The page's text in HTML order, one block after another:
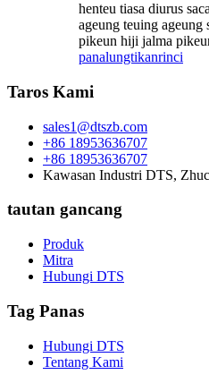
henteu tiasa diurus
ageung teuing ageung
pikeun hiji jalma
panalungtikanrinci
Taros Kami
sales1@dtszb.com
+86 18953636707
+86 18953636707
Kawasan Industri DTS,
tautan gancang
Produk
Mitra
Hubungi DTS
Tag Panas
Hubungi DTS
Tentang Kami